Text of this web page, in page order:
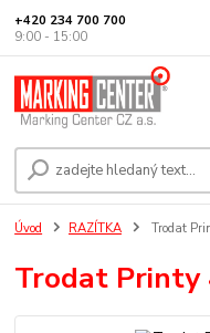
+420 234 700 700
9:00 - 15:00
Úvod RAZÍTKA Trodat
Trodat Printy